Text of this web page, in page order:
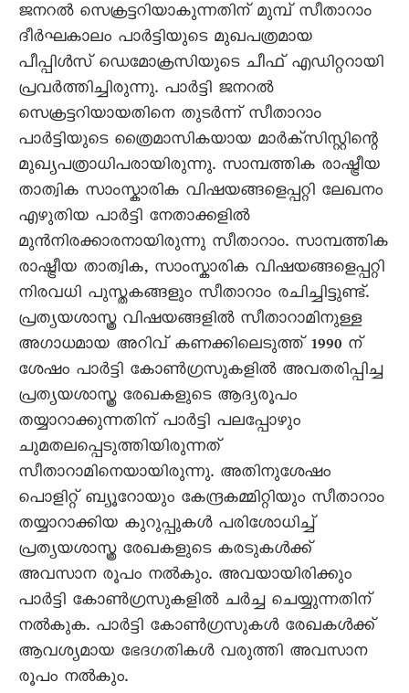
ജനറല്‍ സെക്രട്ടറിയാകുന്നതിന് മുമ്പ് സീതാറാം
ദീര്‍ഘകാലം പാര്‍ട്ടിയുടെ മുഖപത്രമായ
പീപ്പിള്‍സ് ഡെമോക്രസിയുടെ ചീഫ് എഡിറ്ററായി
പ്രവര്‍ത്തിച്ചിരുന്നു. പാര്‍ട്ടി ജനറല്‍
സെക്രട്ടറിയായതിനെ തുടര്‍ന്ന് സീതാറാം
പാര്‍ട്ടിയുടെ ത്രൈമാസികയായ മാര്‍ക്സിസ്റ്റിന്റെ
മുഖ്യപത്രാധിപരായിരുന്നു. സാമ്പത്തിക രാഷ്ട്രീയ
താത്വിക സാംസ്കാരിക വിഷയങ്ങളെപ്പറ്റി ലേഖനം
എഴുതിയ പാര്‍ട്ടി നേതാക്കളില്‍
മുന്‍നിരക്കാരനായിരുന്നു സീതാറാം. സാമ്പത്തിക
രാഷ്ട്രീയ താത്വിക, സാംസ്കാരിക വിഷയങ്ങളെപ്പറ്റി
നിരവധി പുസ്തകങ്ങളും സീതാറാം രചിച്ചിട്ടുണ്ട്.
പ്രത്യയശാസ്ത്ര വിഷയങ്ങളില്‍ സീതാറാമിനുള്ള
അഗാധമായ അറിവ് കണക്കിലെടുത്ത് 1990 ന്
ശേഷം പാര്‍ട്ടി കോണ്‍ഗ്രസുകളില്‍ അവതരിപ്പിച്ച
പ്രത്യയശാസ്ത്ര രേഖകളുടെ ആദ്യരൂപം
തയ്യാറാക്കുന്നതിന് പാര്‍ട്ടി പലപ്പോഴും
ചുമതലപ്പെടുത്തിയിരുന്നത്
സീതാറാമിനെയായിരുന്നു. അതിനുശേഷം
പൊളിറ്റ് ബ്യൂറോയും കേന്ദ്രകമ്മിറ്റിയും സീതാറാം
തയ്യാറാക്കിയ കുറുപ്പുകള്‍ പരിശോധിച്ച്
പ്രത്യയശാസ്ത്ര രേഖകളുടെ കരടുകള്‍ക്ക്
അവസാന രൂപം നല്‍കും. അവയായിരിക്കും
പാര്‍ട്ടി കോണ്‍ഗ്രസുകളില്‍ ചര്‍ച്ച ചെയ്യുന്നതിന്
നല്‍കുക. പാര്‍ട്ടി കോണ്‍ഗ്രസുകള്‍ രേഖകള്‍ക്ക്
ആവശ്യമായ ഭേദഗതികള്‍ വരുത്തി അവസാന
രൂപം നല്‍കും.